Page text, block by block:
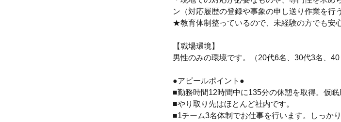
ン（対応履歴の登録や事象の申し送り作業を行う
★教育体制整っているので、未経験の方でも安
【職場環境】
男性のみの環境です。（20代6名、30代3名、40
●アピールポイント●
■勤務時間12時間中に135分の休憩を取得。仮眠
■やり取り先はほとんど社内です。
■1チーム3名体制でお仕事を行います。しっか